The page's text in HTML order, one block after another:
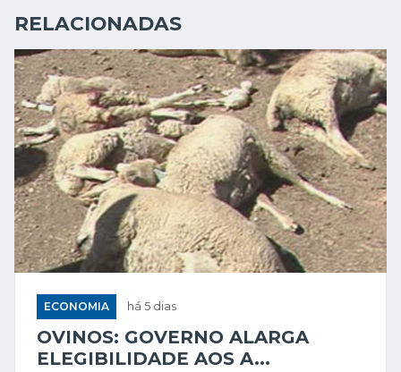
RELACIONADAS
ECONOMIA há 5 dias
OVINOS: GOVERNO ALARGA
ELEGIBILIDADE AOS A...